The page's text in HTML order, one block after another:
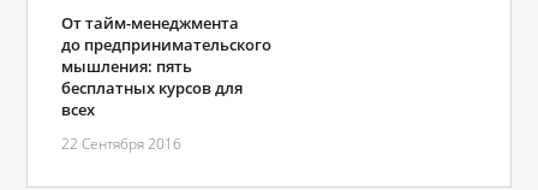
От тайм-менеджмента
до предпринимательского
мышления: пять
бесплатных курсов для
всех
22 Сентября 2016